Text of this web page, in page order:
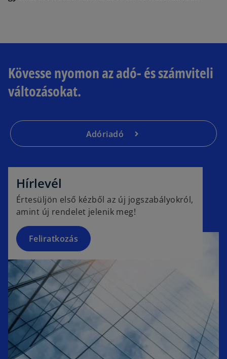
Kövesse nyomon az adó- és számviteli
változásokat.
Adóriadó
Hírlevél
Értesüljön első kézből az új jogszabályokról,
amint új rendelet jelenik meg!
Feliratkozás
p
e
n
s
i
n
a
n
e
w
t
a
b